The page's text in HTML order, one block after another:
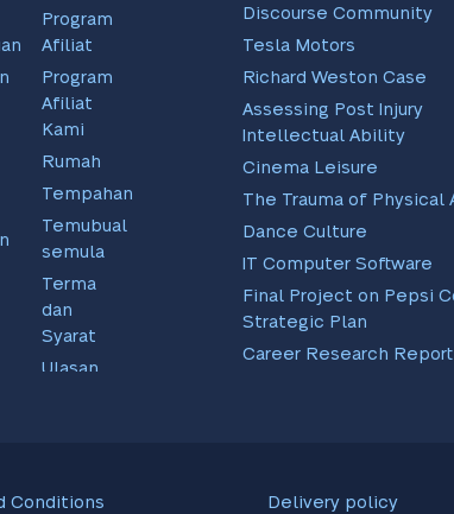
Program
Afiliat
Program
Afiliat
Kami
Rumah
Tempahan
Temubual
semula
Terma
dan
Syarat
Ulasan
Discourse Community
Tesla Motors
Richard Weston Case
Assessing Post Injury
Intellectual Ability
Cinema Leisure
The Trauma of Physical
Dance Culture
IT Computer Software
Final Project on Pepsi
Strategic Plan
Career Research
Professional
Conditions Delivery policy